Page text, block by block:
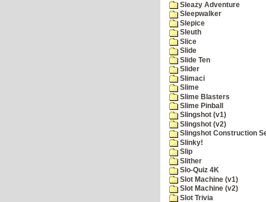
Sleazy Adventure
Sleepwalker
Slepice
Sleuth
Slice
Slide
Slide Ten
Slider
Slimaci
Slime
Slime Blasters
Slime Pinball
Slingshot (v1)
Slingshot (v2)
Slingshot Construction
Slinky!
Slip
Slither
Slo-Quiz 4K
Slot Machine (v1)
Slot Machine (v2)
Slot Trivia